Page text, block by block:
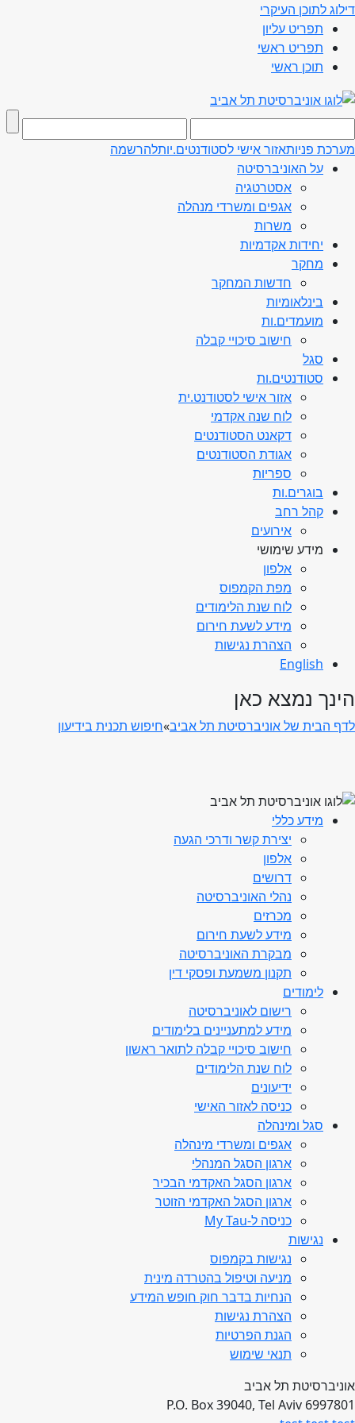
דילוג לתוכן העיקרי
תפריט עליון
תפריט ראשי
תוכן ראשי
מערכת פניותאזור אישי לסטודנטים.יותלהרשמה
על האוניברסיטה
אסטרטגיה
אגפים ומשרדי מנהלה
משרות
יחידות אקדמיות
מחקר
חדשות המחקר
בינלאומיות
מועמדים.ות
חישוב סיכויי קבלה
סגל
סטודנטים.ות
אזור אישי לסטודנט.ית
לוח שנה אקדמי
דקאנט הסטודנטים
אגודת הסטודנטים
ספריות
בוגרים.ות
קהל רחב
אירועים
מידע שימושי
אלפון
מפת הקמפוס
לוח שנת הלימודים
מידע לשעת חירום
הצהרת נגישות
English
הינך נמצא כאן
לדף הבית של אוניברסיטת תל אביב»חיפוש תכנית בידיעון
מידע כללי
יצירת קשר ודרכי הגעה
אלפון
דרושים
נהלי האוניברסיטה
מכרזים
מידע לשעת חירום
מבקרת האוניברסיטה
תקנון משמעת ופסקי דין
לימודים
רישום לאוניברסיטה
מידע למתעניינים בלימודים
חישוב סיכויי קבלה לתואר ראשון
לוח שנת הלימודים
ידיעונים
כניסה לאזור האישי
סגל ומינהלה
אגפים ומשרדי מינהלה
ארגון הסגל המנהלי
ארגון הסגל האקדמי הבכיר
ארגון הסגל האקדמי הזוטר
כניסה ל-My Tau
נגישות
נגישות בקמפוס
מניעה וטיפול בהטרדה מינית
הנחיות בדבר חוק חופש המידע
הצהרת נגישות
הגנת הפרטיות
תנאי שימוש
אוניברסיטת תל אביב
P.O. Box 39040, Tel Aviv 6997801